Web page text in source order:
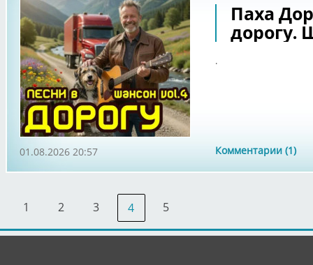
Паха
дорогу.
.
Комментарии (1)
01.08.2026 20:57
1 2 3 4 5